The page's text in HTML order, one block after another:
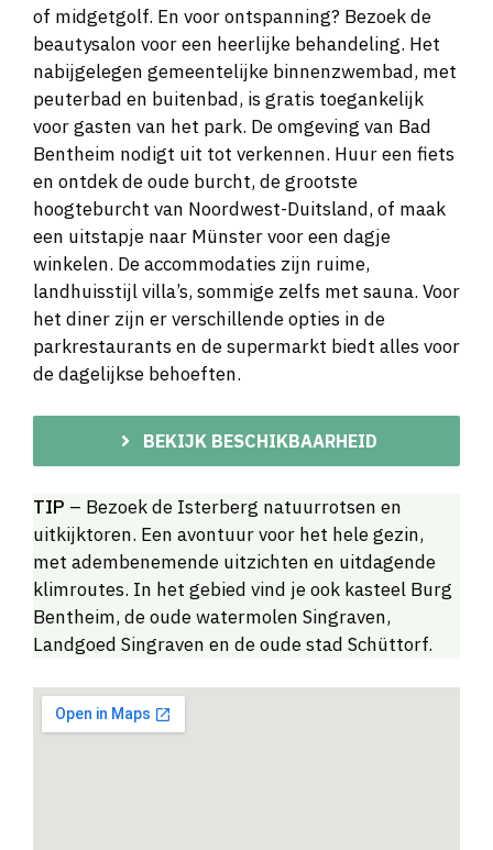
of midgetgolf. En voor ontspanning? Bezoek de
beautysalon voor een heerlijke behandeling. Het
nabijgelegen gemeentelijke binnenzwembad, met
peuterbad en buitenbad, is gratis toegankelijk
voor gasten van het park. De omgeving van Bad
Bentheim nodigt uit tot verkennen. Huur een fiets
en ontdek de oude burcht, de grootste
hoogteburcht van Noordwest-Duitsland, of maak
een uitstapje naar Münster voor een dagje
winkelen. De accommodaties zijn ruime,
landhuisstijl villa’s, sommige zelfs met sauna. Voor
het diner zijn er verschillende opties in de
parkrestaurants en de supermarkt biedt alles voor
de dagelijkse behoeften.
BEKIJK BESCHIKBAARHEID
TIP – Bezoek de Isterberg natuurrotsen en
uitkijktoren. Een avontuur voor het hele gezin,
met adembenemende uitzichten en uitdagende
klimroutes. In het gebied vind je ook kasteel Burg
Bentheim, de oude watermolen Singraven,
Landgoed Singraven en de oude stad Schüttorf.